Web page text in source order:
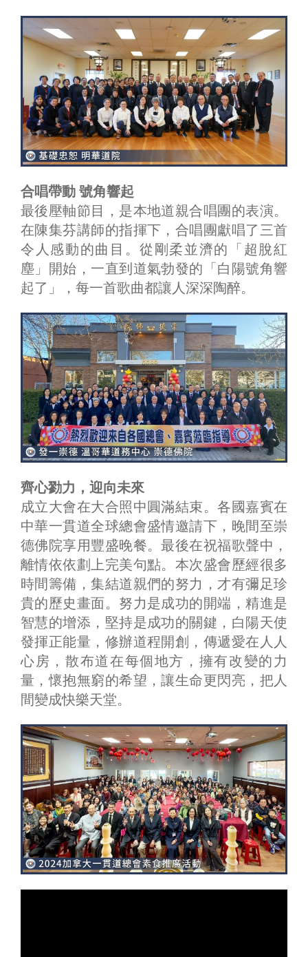
合唱帶動 號角響起
最後壓軸節目，是本地道親合唱團的表演。
在陳集芬講師的指揮下，合唱團獻唱了三首
令人感動的曲目。從剛柔並濟的「超脫紅
塵」開始，一直到道氣勃發的「白陽號角響
起了」，每一首歌曲都讓人深深陶醉。
齊心勠力，迎向未來
成立大會在大合照中圓滿結束。各國嘉賓在
中華一貫道全球總會盛情邀請下，晚間至崇
德佛院享用豐盛晚餐。最後在祝福歌聲中，
離情依依劃上完美句點。本次盛會歷經很多
時間籌備，集結道親們的努力，才有彌足珍
貴的歷史畫面。努力是成功的開端，精進是
智慧的增添，堅持是成功的關鍵，白陽天使
發揮正能量，修辦道程開創，傳遞愛在人人
心房，散布道在每個地方，擁有改變的力
量，懷抱無窮的希望，讓生命更閃亮，把人
間變成快樂天堂。